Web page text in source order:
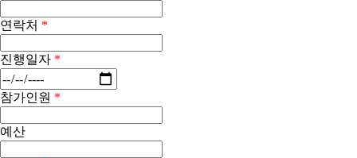
연락처 *
진행일자 *
참가인원 *
예산